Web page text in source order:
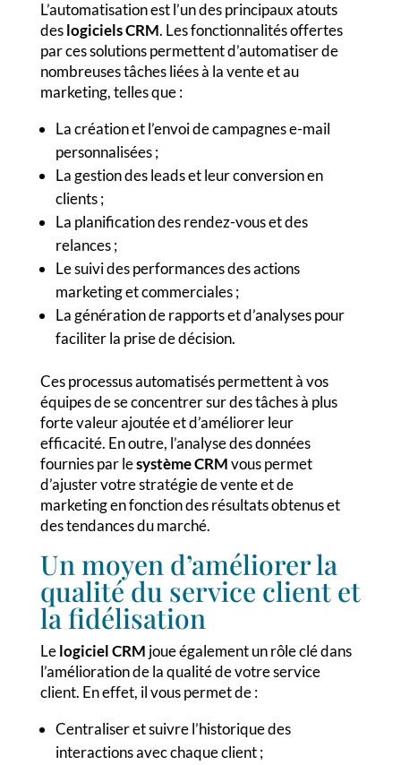
L’automatisation est l’un des principaux atouts
deslogiciels CRM. Les fonctionnalités offertes
par ces solutions permettent d’automatiser de
nombreuses tâches liées à la vente et au
marketing, telles que :
La création et l’envoi de campagnes e-mail
personnalisées ;
La gestion des leads et leur conversion en
clients ;
La planification des rendez-vous et des
relances ;
Le suivi des performances des actions
marketing et commerciales ;
La génération de rapports et d’analyses pour
faciliter la prise de décision.
Ces processus automatisés permettent à vos
équipes de se concentrer sur des tâches à plus
forte valeur ajoutée et d’améliorer leur
efficacité. En outre, l’analyse des données
fournies par lesystème CRMvous permet
d’ajuster votre stratégie de vente et de
marketing en fonction des résultats obtenus et
des tendances du marché.
Un moyen d’améliorer la
qualité du service client et
la fidélisation
Lelogiciel CRM joue également un rôle clé dans
l’amélioration de la qualité de votre service
client. En effet, il vous permet de :
Centraliser et suivre l’historique des
interactions avec chaque client ;